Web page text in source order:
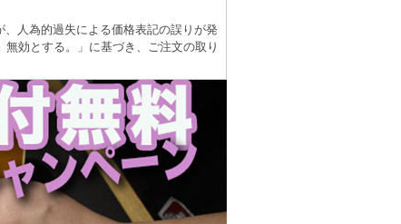
人為的過失による価格表記の誤りが発
効とする。」に基づき、ご注文の取り